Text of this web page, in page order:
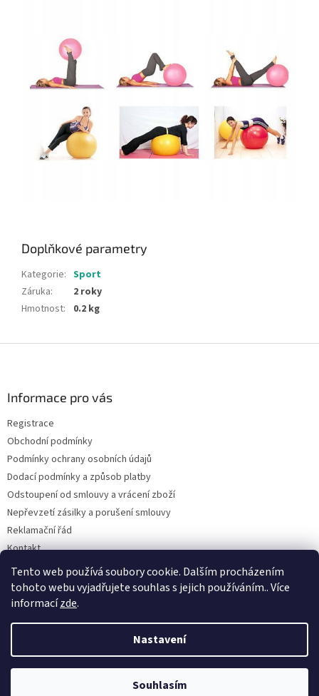
Tento web používá soubory cookie. Dalším procházením
tohoto webu vyjadřujete souhlas s jejich používáním.. Více
informacízde.
Nastavení
Souhlasím
Doplňkové parametry
Kategorie: Sport
Záruka:
2 roky
Hmotnost: 0.2 kg
Informace pro vás
Registrace
Obchodní podmínky
Podmínky ochrany osobních údajů
Dodací podmínky a způsob platby
Odstoupení od smlouvy a vrácení zboží
Nepřevzetí zásilky a porušení smlouvy
Reklamační řád
Kontakt
Napište nám
Copyright 2026Dobirkov.cz. Všechna práva vyhrazena.Upravit
nastavení cookies